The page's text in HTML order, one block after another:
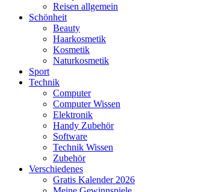
Reisen allgemein
Schönheit
Beauty
Haarkosmetik
Kosmetik
Naturkosmetik
Sport
Technik
Computer
Computer Wissen
Elektronik
Handy Zubehör
Software
Technik Wissen
Zubehör
Verschiedenes
Gratis Kalender 2026